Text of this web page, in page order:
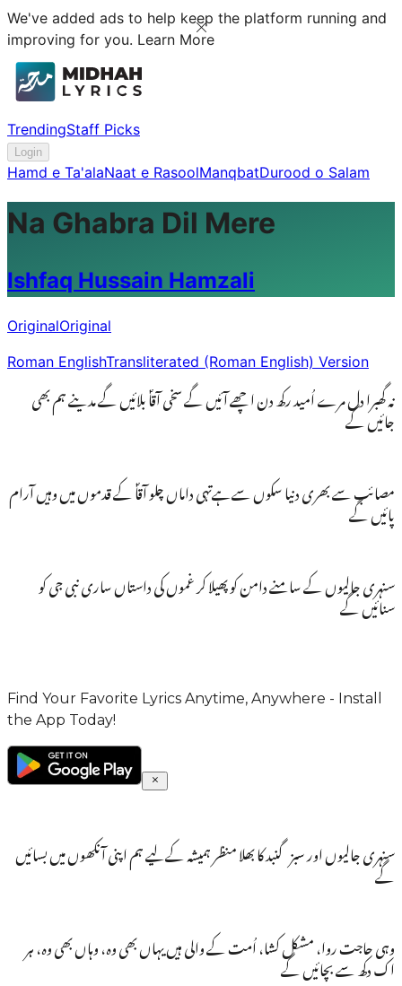
We've added ads to help keep the platform running and
improving for you. Learn More
TrendingStaff Picks
Login
Hamd e Ta'alaNaat e RasoolManqbatDurood o Salam
Na Ghabra Dil Mere
Ishfaq Hussain Hamzali
OriginalOriginal
Roman EnglishTransliterated (Roman English) Version
نہ گھبرا دل مرے اُمید رکھ دن اچھے آئیں گے سخی آقاؐ بلائیں گے مدینے ہم بھی
جائیں گے
مصائب سے بھری دنیا سکوں سےہےتہی داماں چلو آقاؐ کے قدموں میں وہیں آرام
پائیں گے
سنہری جالیوں کے سامنے دامن کو پھیلا کر غموں کی داستاں ساری نبی جی کو
سنائیں گے
Find Your Favorite Lyrics Anytime, Anywhere - Install
the App Today!
سنہری جالیوں اور سبز گنبد کا بھلا منظر ہمیشہ کےلیے ہم اپنی آنکھوں میں بسائیں
گے
وہی حاجت روا، مشکل کشا، اُمت کے والی ہیں یہاں بھی وہ، وہاں بھی وہ، ہر
اک دکھ سے بچائیں گے